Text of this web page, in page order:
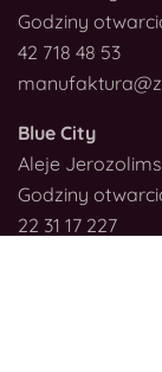
Godziny
42 718 48 53
Blue City
Aleje
Godziny
22 31 17 227